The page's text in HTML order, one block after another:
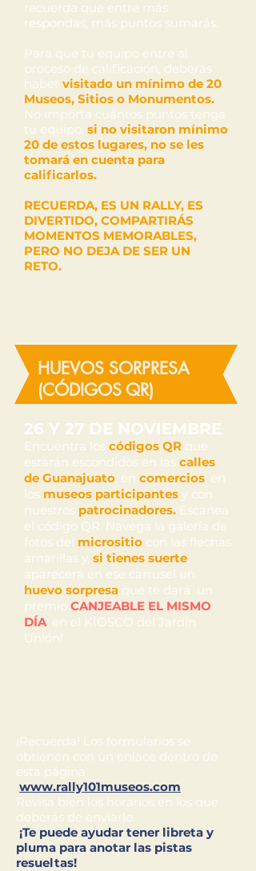
recuerda que entre más
respondas, más puntos sumarás.
Para que tu equipo entre al
proceso de calificación, deberás
haber visitado un mínimo de 20
Museos, Sitios o Monumentos.
No importa cuántos puntos tenga
tu equipo, si no visitaron mínimo
20 de estos lugares, no se les
tomará en cuenta para
calificarlos.
RECUERDA, ES UN RALLY, ES
DIVERTIDO, COMPARTIRÁS
MOMENTOS MEMORABLES,
PERO NO DEJA DE SER UN
RETO.
HUEVOS SORPRESA
(CÓDIGOS QR)
26 Y 27 DE NOVIEMBRE:
Encuentra los códigos QR que
estarán escondidos en las calles
de Guanajuato, en comercios, en
los museos participantes y con
nuestros patrocinadores. Escanea
el código QR. Navega la galería de
fotos del micrositio con las flechas
amarillas y, si tienes suerte,
aparecerá en ese carrusel un
huevo sorpresa que te dará un
premio CANJEABLE EL MISMO
DÍA, en el KIOSCO del Jardín
Unión!
¡Recuerda! Los formularios se
obtienen con un enlace dentro de
esta página
www.rally101museos.com
Revisa bien los horarios en los que
deberás de enviarlo.
¡Te puede ayudar tener libreta y
pluma para anotar las pistas
resueltas!